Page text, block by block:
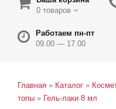
0 товаров
Работаем пн-пт
09.00 — 17.00
Главная » Каталог »
топы » Гель-лаки 8 мл